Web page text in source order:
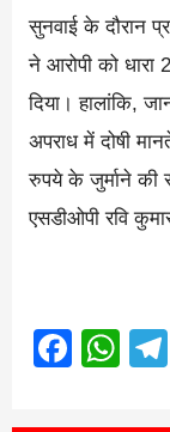
सुनवाई के दौरान
ने आरोपी को
दिया। हालांकि,
अपराध में दोषी
रुपये के जुर्माने की
एसडीओपी रवि